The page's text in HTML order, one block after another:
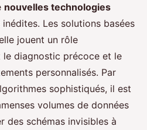
nouvelles technologies
Les solutions basées
jouent un rôle
diagnostic précoce et le
personnalisés. Par
sophistiqués, il est
volumes de données
des schémas invisibles à